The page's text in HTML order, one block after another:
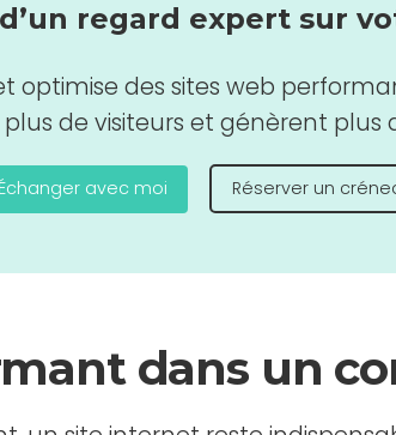
regard expert sur
optimise des sites web
de visiteurs et génèrent plus
Échanger avec moi Réserver un
dans un